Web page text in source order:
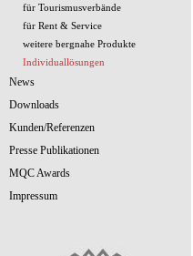
für Tourismusverbände
für Rent & Service
weitere bergnahe Produkte
Individuallösungen
News
Downloads
Kunden/Referenzen
Presse Publikationen
MQC Awards
Impressum